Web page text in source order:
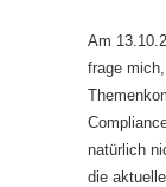
Am
frage
natürlich
die